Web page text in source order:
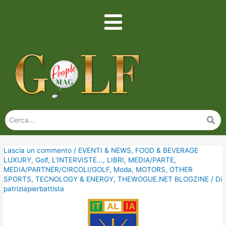
Lascia un commento / EVENTI & NEWS, FOOD & BEVERAGE
LUXURY,Golf, L'INTERVISTE..., LIBRI, MEDIA/PARTE,
MEDIA/PARTNER/CIRCOLI/GOLF, Moda, MOTORS,OTHER
SPORTS,TECNOLOGY & ENERGY,THEWOGUE.NET BLOGZINE / Di
patriziapierbattista